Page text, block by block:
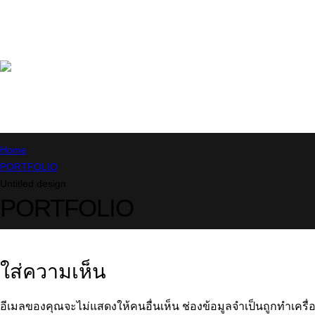
Home
PORTFOLIO
ใส่ความเห็น
อีเมลของคุณจะไม่แสดงให้คนอื่นเห็น ช่องข้อมูลจำเป็นถูกทำเครื่